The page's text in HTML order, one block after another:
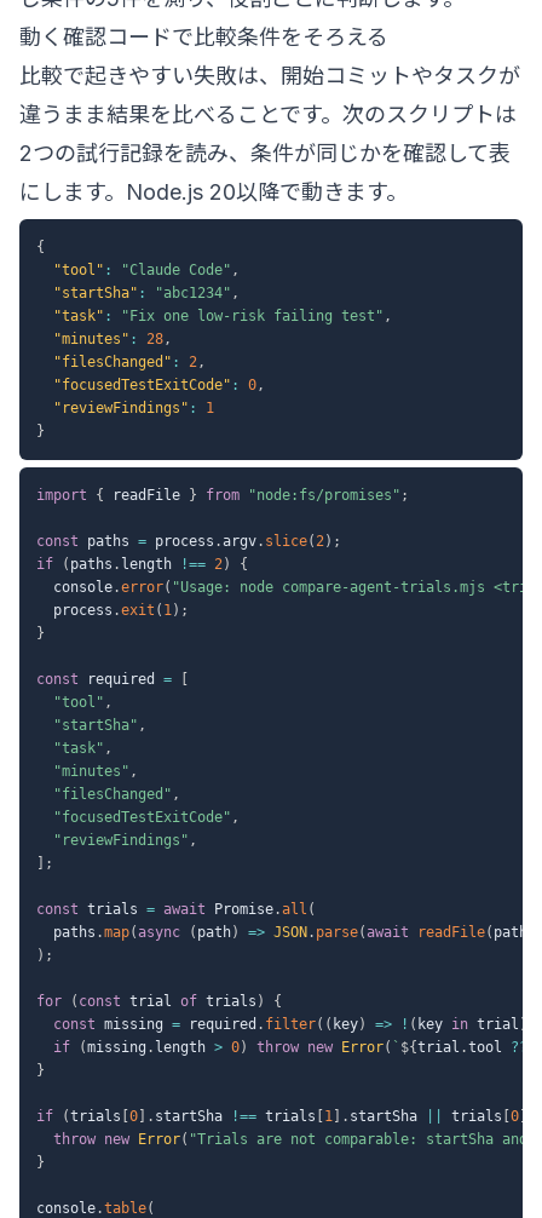
動く確認コードで比較条件をそろえる
比較で起きやすい失敗は、開始コミットやタスクが
違うまま結果を比べることです。次のスクリプトは
2つの試行記録を読み、条件が同じかを確認して表
にします。Node.js 20以降で動きます。
{
"tool" : "Claude Code" ,
"startSha" : "abc1234" ,
"task" : "Fix one low-risk failing test" ,
"minutes" : 28,
"filesChanged" : 2,
"focusedTestExitCode" : 0,
"reviewFindings" :
1
}
import { readFile } from "node:fs/promises" ;
const paths = process .argv. slice( 2) ;
if
( paths . length !== 2)
{
  console
.error( "Usage: node compare-agent-trials.mjs
  process
.exit ( 1) ;
}
const required =
"tool" ,
"startSha" ,
"task" ,
"minutes" ,
"filesChanged" ,
"focusedTestExitCode" ,
"reviewFindings" ,
;
const trials = await Promise.all (
  paths
.map( async ( path) => JSON . parse( await readFile( path
) ;
for ( const trial of trials )
{
const missing = required . filter( ( key) => ! ( key in trial )
if
(missing . length > 0) throw new Error( ` ${trial .tool ??
}
if (trials 0 . startSha !== trials 1 . startSha trials 0
throw new Error( "Trials are not comparable: startSha and
}
console.table(